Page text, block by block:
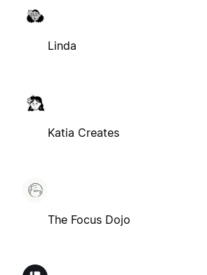
Linda
Katia Creates
The Focus Dojo